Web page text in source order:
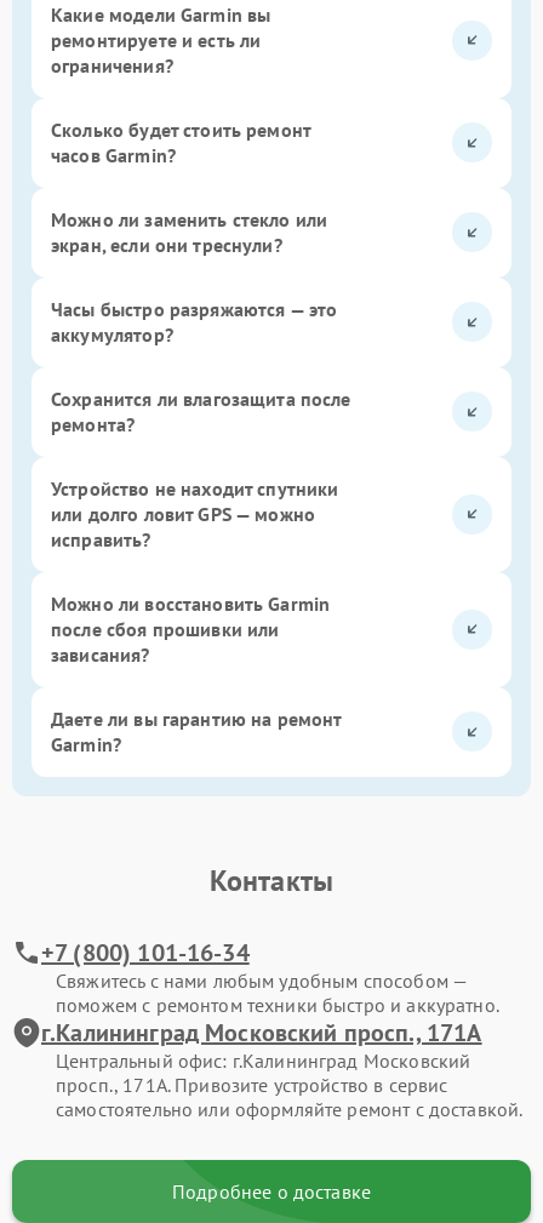
Какие модели Garmin вы
ремонтируете и есть ли
ограничения?
Сколько будет стоить ремонт
часов Garmin?
Можно ли заменить стекло или
экран, если они треснули?
Часы быстро разряжаются — это
аккумулятор?
Сохранится ли влагозащита после
ремонта?
Устройство не находит спутники
или долго ловит GPS — можно
исправить?
Можно ли восстановить Garmin
после сбоя прошивки или
зависания?
Даете ли вы гарантию на ремонт
Garmin?
Контакты
+7 (800) 101-16-34
Свяжитесь с нами любым удобным способом —
поможем с ремонтом техники быстро и аккуратно.
г.Калининград Московский просп., 171А
Центральный офис: г.Калининград Московский
просп., 171А. Привозите устройство в сервис
самостоятельно или оформляйте ремонт с доставкой.
Подробнее о доставке